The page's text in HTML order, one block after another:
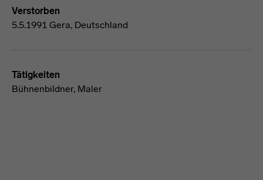
Verstorben
5.5.1991 Gera, Deutschland
Tätigkeiten
Bühnenbildner, Maler